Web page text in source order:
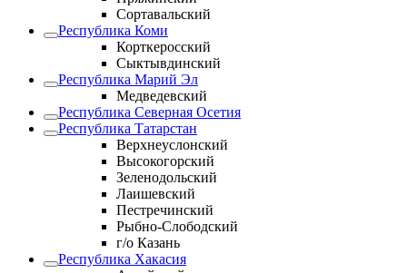
Сортавальский
Республика Коми
Корткеросский
Сыктывдинский
Республика Марий Эл
Медведевский
Республика Северная Осетия
Республика Татарстан
Верхнеуслонский
Высокогорский
Зеленодольский
Лаишевский
Пестречинский
Рыбно-Слободский
г/о Казань
Республика Хакасия